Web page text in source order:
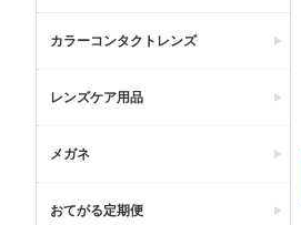
カラーコンタクトレンズ
レンズケア用品
メガネ
おてがる定期便